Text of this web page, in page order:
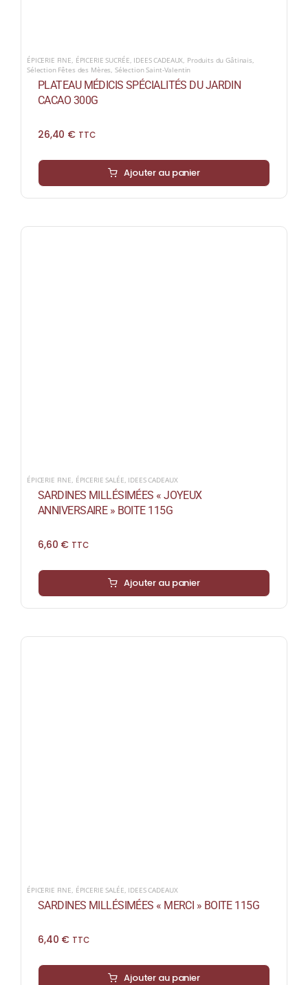
ÉPICERIE FINE ÉPICERIE SUCRÉE IDEES CADEAUX Produits du Gâtinais
Sélection Fêtes des Mères Sélection Saint-Valentin
PLATEAU MÉDICIS SPÉCIALITÉS DU JARDIN
CACAO 300G
26,40 € TTC
Ajouter au panier
ÉPICERIE FINE ÉPICERIE SALÉE IDEES CADEAUX
SARDINES MILLÉSIMÉES « JOYEUX
ANNIVERSAIRE » BOITE 115G
6,60 € TTC
Ajouter au panier
ÉPICERIE FINE ÉPICERIE SALÉE IDEES CADEAUX
SARDINES MILLÉSIMÉES « MERCI » BOITE 115G
6,40 € TTC
Ajouter au panier